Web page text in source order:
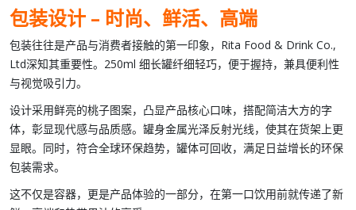
包装设计 – 时尚、鲜活、高端
包装往往是产品与消费者接触的第一印象， Rita Food & Drink Co.,
Ltd深知其重要性。 250ml 细长罐纤细轻巧，便于握持，兼具便利性
与视觉吸引力。
设计采用鲜亮的桃子图案，凸显产品核心口味，搭配简洁大方的字
体，彰显现代感与品质感。罐身金属光泽反射光线，使其在货架上更
显眼。同时，符合全球环保趋势，罐体可回收，满足日益增长的环保
包装需求。
这不仅是容器，更是产品体验的一部分，在第一口饮用前就传递了新